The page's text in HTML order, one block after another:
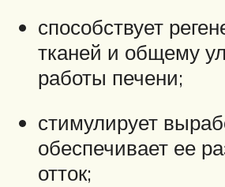
способствует
тканей и общему
работы печени;
стимулирует
обеспечивает ее
отток;